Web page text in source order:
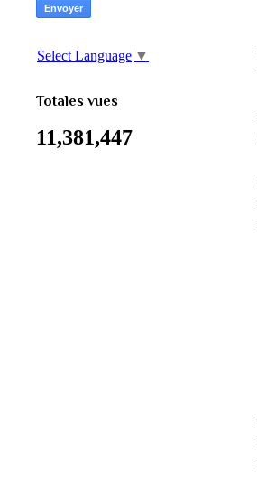
Select Language ▼
Totales vues
11,381,447